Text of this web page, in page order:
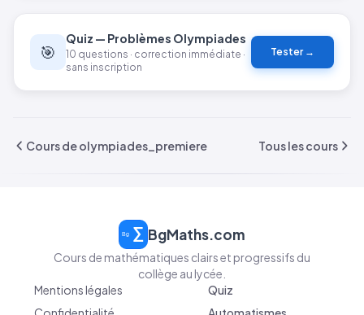
🎯
Quiz — Problèmes Olympiades
10 questions · correction immédiate ·
sans inscription
Tester →
Cours de olympiades_premiere Tous les cours
BgMaths.com
Cours de mathématiques clairs et progressifs du
collège au lycée.
Mentions légales
Quiz